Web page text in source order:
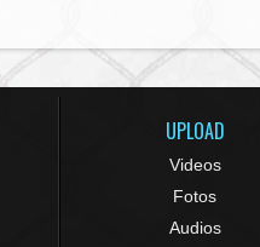
UPLOAD
Videos
Fotos
Audios